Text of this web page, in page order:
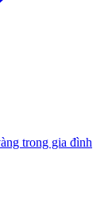
trong gia đình